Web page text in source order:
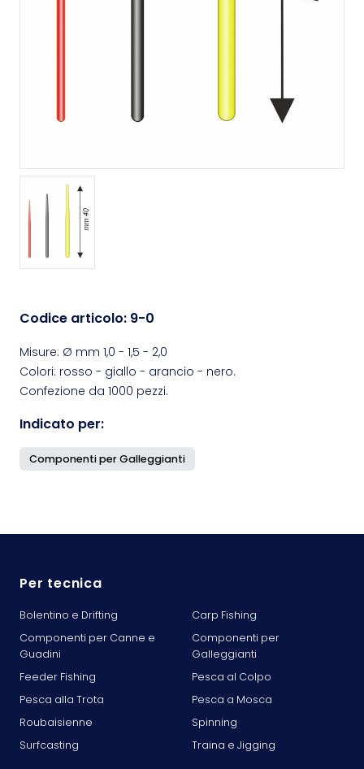
Codice articolo: 9-0
Misure: Ø mm 1,0 - 1,5 - 2,0
Colori: rosso - giallo - arancio - nero.
Confezione da 1000 pezzi.
Indicato per:
Componenti per Galleggianti
Per tecnica
Bolentino e Drifting
Carp Fishing
Componenti per Canne e
Guadini
Componenti per
Galleggianti
Feeder Fishing
Pesca al Colpo
Pesca alla Trota
Pesca a Mosca
Roubaisienne
Spinning
Surfcasting
Traina e Jigging